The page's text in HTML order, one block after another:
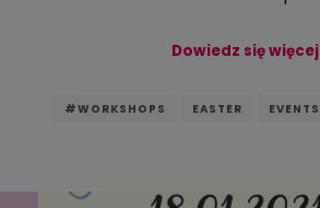
Dowiedz się więcej
#WORKSHOPS EASTER EVENTS